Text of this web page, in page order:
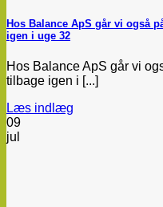
Hos Balance ApS går vi også
igen i uge 32
Hos Balance ApS går vi
tilbage igen i [...]
Læs indlæg
09
jul